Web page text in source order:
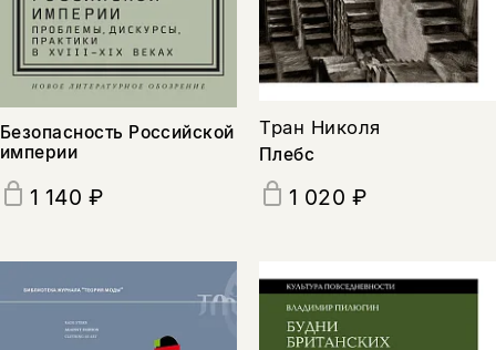
Безопасность Российской
империи
1 140 ₽
Тран Николя
Плебс
1 020 ₽
подписаться
подписаться
нет, вернуться назад